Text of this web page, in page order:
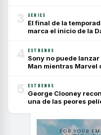
3 SERIES
El final de la
marca el inicio de la
4 ESTRENOS
Sony no puede
Man mientras Marvel
5 ESTRENOS
George Clooney
una de las peores